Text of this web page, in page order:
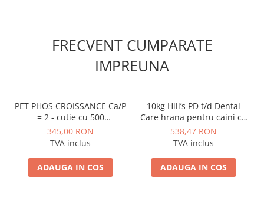
FRECVENT CUMPARATE
IMPREUNA
PET PHOS CROISSANCE Ca/P
= 2 - cutie cu 500
comprimate divizabile
345,00 RON
TVA inclus
ADAUGA IN COS
10kg Hill’s PD t/d Dental
Care hrana pentru caini cu
probleme dentare
538,47 RON
TVA inclus
ADAUGA IN COS